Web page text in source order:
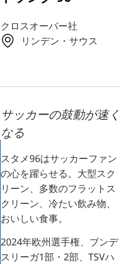
BG
クロスオーバー社
リンデン・サウス
サッカーの鼓動が速く
なる
スタメ96はサッカーファン
の心を躍らせる。大型スク
リーン、多数のフラットス
クリーン、冷たい飲み物、
おいしい食事。
2024年欧州選手権、ブンデ
スリーガ1部・2部、TSVハ